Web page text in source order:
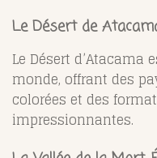
Le Désert de
Le Désert
monde, offrant des
colorées et des
impressionnantes.